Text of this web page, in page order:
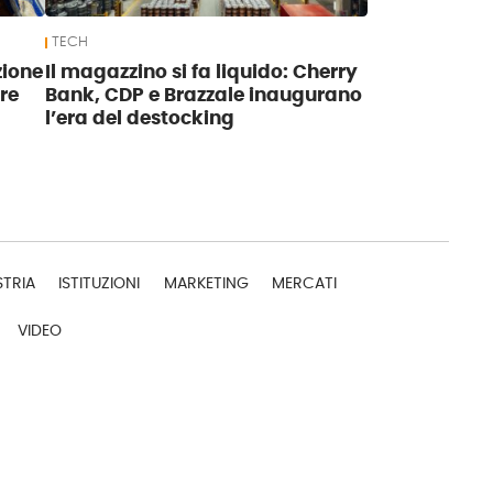
TECH
Il magazzino si fa liquido: Cherry
Bank, CDP e Brazzale inaugurano
l’era del destocking
ISTITUZIONI MARKETING MERCATI
VIDEO